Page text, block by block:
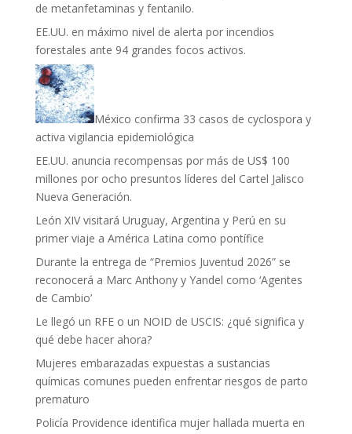
de metanfetaminas y fentanilo.
EE.UU. en máximo nivel de alerta por incendios
forestales ante 94 grandes focos activos.
México confirma 33 casos de cyclospora y
activa vigilancia epidemiológica
EE.UU. anuncia recompensas por más de US$ 100
millones por ocho presuntos líderes del Cartel Jalisco
Nueva Generación.
León XIV visitará Uruguay, Argentina y Perú en su
primer viaje a América Latina como pontífice
Durante la entrega de “Premios Juventud 2026” se
reconocerá a Marc Anthony y Yandel como ‘Agentes
de Cambio’
Le llegó un RFE o un NOID de USCIS: ¿qué significa y
qué debe hacer ahora?
Mujeres embarazadas expuestas a sustancias
químicas comunes pueden enfrentar riesgos de parto
prematuro
Policía Providence identifica mujer hallada muerta en